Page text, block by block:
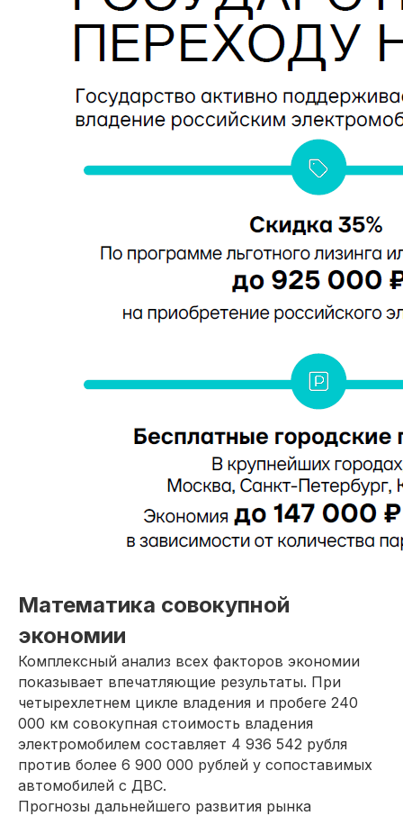
Математика совокупной
экономии
Комплексный анализ всех факторов экономии
показывает впечатляющие результаты. При
четырехлетнем цикле владения и пробеге 240
000 км совокупная стоимость владения
электромобилем составляет 4 936 542 рубля
против более 6 900 000 рублей у сопоставимых
автомобилей с ДВС.
Прогнозы дальнейшего развития рынка